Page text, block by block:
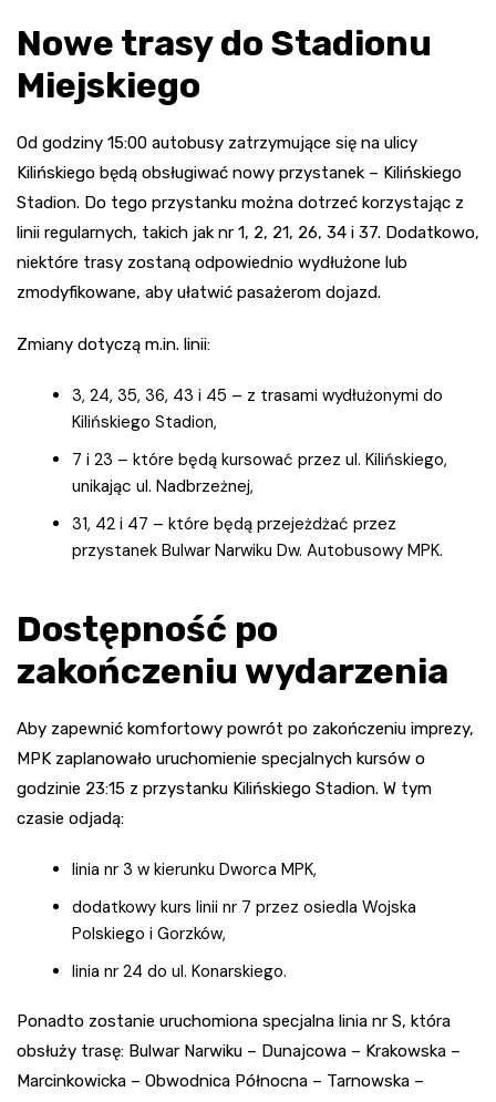
Nowe trasy do Stadionu
Miejskiego
Od godziny 15:00 autobusy zatrzymujące się na ulicy
Kilińskiego będą obsługiwać nowy przystanek – Kilińskiego
Stadion. Do tego przystanku można dotrzeć korzystając z
linii regularnych, takich jak nr 1, 2, 21, 26, 34 i 37. Dodatkowo,
niektóre trasy zostaną odpowiednio wydłużone lub
zmodyfikowane, aby ułatwić pasażerom dojazd.
Zmiany dotyczą m.in. linii:
3, 24, 35, 36, 43 i 45 – z trasami wydłużonymi do
Kilińskiego Stadion,
7 i 23 – które będą kursować przez ul. Kilińskiego,
unikając ul. Nadbrzeżnej,
31, 42 i 47 – które będą przejeżdżać przez
przystanek Bulwar Narwiku Dw. Autobusowy MPK.
Dostępność po
zakończeniu wydarzenia
Aby zapewnić komfortowy powrót po zakończeniu imprezy,
MPK zaplanowało uruchomienie specjalnych kursów o
godzinie 23:15 z przystanku Kilińskiego Stadion. W tym
czasie odjadą:
linia nr 3 w kierunku Dworca MPK,
dodatkowy kurs linii nr 7 przez osiedla Wojska
Polskiego i Gorzków,
linia nr 24 do ul. Konarskiego.
Ponadto zostanie uruchomiona specjalna linia nr S, która
obsłuży trasę: Bulwar Narwiku – Dunajcowa – Krakowska –
Marcinkowicka – Obwodnica Północna – Tarnowska –